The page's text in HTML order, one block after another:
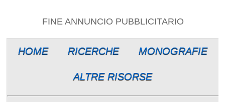
FINE ANNUNCIO PUBBLICITARIO
HOME RICERCHE MONOGRAFIE
ALTRE RISORSE